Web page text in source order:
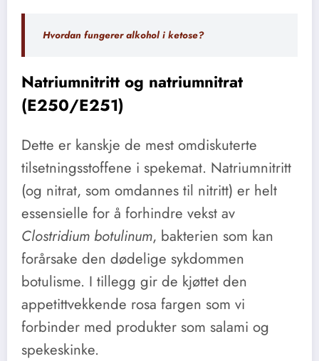
Hvordan fungerer alkohol i ketose?
Natriumnitritt og natriumnitrat
(E250/E251)
Dette er kanskje de mest omdiskuterte
tilsetningsstoffene i spekemat. Natriumnitritt
(og nitrat, som omdannes til nitritt) er helt
essensielle for å forhindre vekst av
Clostridium botulinum, bakterien som kan
forårsake den dødelige sykdommen
botulisme. I tillegg gir de kjøttet den
appetittvekkende rosa fargen som vi
forbinder med produkter som salami og
spekeskinke.